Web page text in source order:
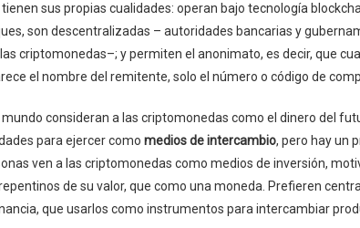
sus propias cualidades: operan bajo tecnología
son descentralizadas – autoridades bancarias y
criptomonedas–; y permiten el anonimato, es decir, que
el nombre del remitente, solo el número o código de
consideran a las criptomonedas como el dinero del
para ejercer como medios de intercambio, pero hay un
ven a las criptomonedas como medios de inversión,
de su valor, que como una moneda. Prefieren
que usarlos como instrumentos para intercambiar